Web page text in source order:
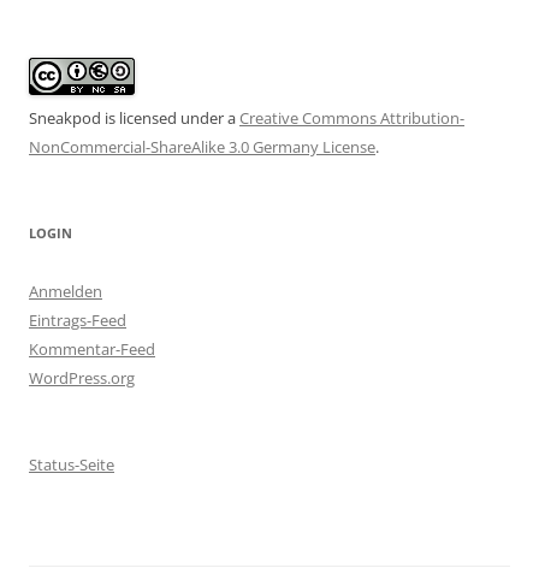
Sneakpod is licensed under aCreative Commons Attribution-
NonCommercial-ShareAlike 3.0 Germany License.
LOGIN
Anmelden
Eintrags-Feed
Kommentar-Feed
WordPress.org
Status-Seite